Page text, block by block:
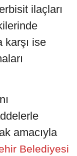
ilaçları
karşı ise
amacıyla
Belediyesi